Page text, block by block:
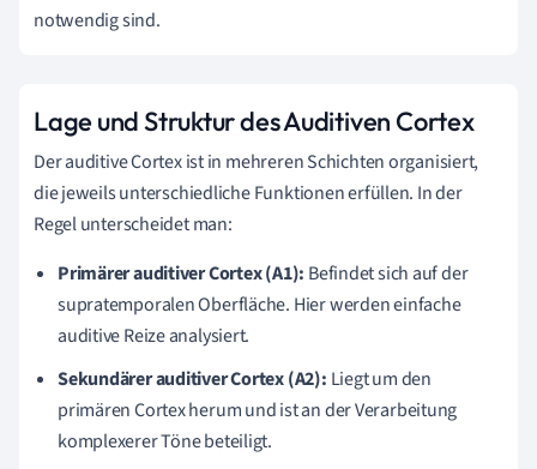
notwendig sind.
Lage und Struktur des Auditiven Cortex
Der auditive Cortex ist in mehreren Schichten organisiert,
die jeweils unterschiedliche Funktionen erfüllen. In der
Regel unterscheidet man:
Primärer auditiver Cortex (A1): Befindet sich auf der
supratemporalen Oberfläche. Hier werden einfache
auditive Reize analysiert.
Sekundärer auditiver Cortex (A2): Liegt um den
primären Cortex herum und ist an der Verarbeitung
komplexerer Töne beteiligt.